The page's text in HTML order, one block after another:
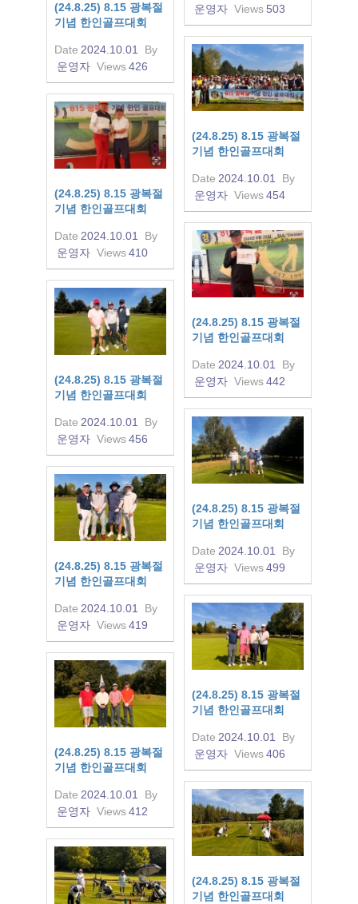
운영자 Views 503
(24.8.25) 8.15 광복절
기념 한인골프대회
Date 2024.10.01
By
운영자 Views426
(24.8.25) 8.15 광복절
기념 한인골프대회
Date 2024.10.01
By
운영자 Views454
(24.8.25) 8.15 광복절
기념 한인골프대회
Date 2024.10.01
By
운영자 Views410
(24.8.25) 8.15 광복절
기념 한인골프대회
Date 2024.10.01
By
운영자 Views442
(24.8.25) 8.15 광복절
기념 한인골프대회
Date 2024.10.01
By
운영자 Views456
(24.8.25) 8.15 광복절
기념 한인골프대회
Date 2024.10.01
By
운영자 Views499
(24.8.25) 8.15 광복절
기념 한인골프대회
Date 2024.10.01
By
운영자 Views419
(24.8.25) 8.15 광복절
기념 한인골프대회
Date 2024.10.01
By
운영자 Views406
(24.8.25) 8.15 광복절
기념 한인골프대회
Date 2024.10.01
By
운영자 Views412
(24.8.25) 8.15 광복절
기념 한인골프대회